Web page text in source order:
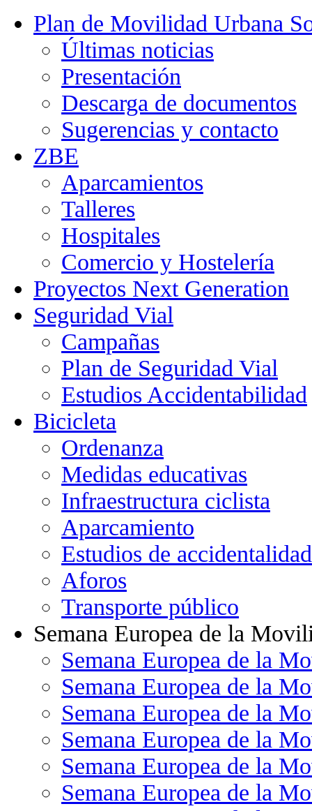
Plan de Movilidad Urbana
Últimas noticias
Presentación
Descarga de documentos
Sugerencias y contacto
ZBE
Aparcamientos
Talleres
Hospitales
Comercio y Hostelería
Proyectos Next Generation
Seguridad Vial
Campañas
Plan de Seguridad Vial
Estudios Accidentabilidad
Bicicleta
Ordenanza
Medidas educativas
Infraestructura ciclista
Aparcamiento
Estudios de accidentalidad
Aforos
Transporte público
Semana Europea de la
Semana Europea de la
Semana Europea de la
Semana Europea de la
Semana Europea de la
Semana Europea de la
Semana Europea de la